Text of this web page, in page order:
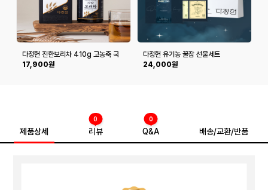
다정헌 진한보리차 410g 고농축 국
산 맥아 추출물
17,900원
다정헌 유기농 꿀잠 선물세트
24,000원
제품상세 리뷰
0
Q&A
0
배송/교환/반품